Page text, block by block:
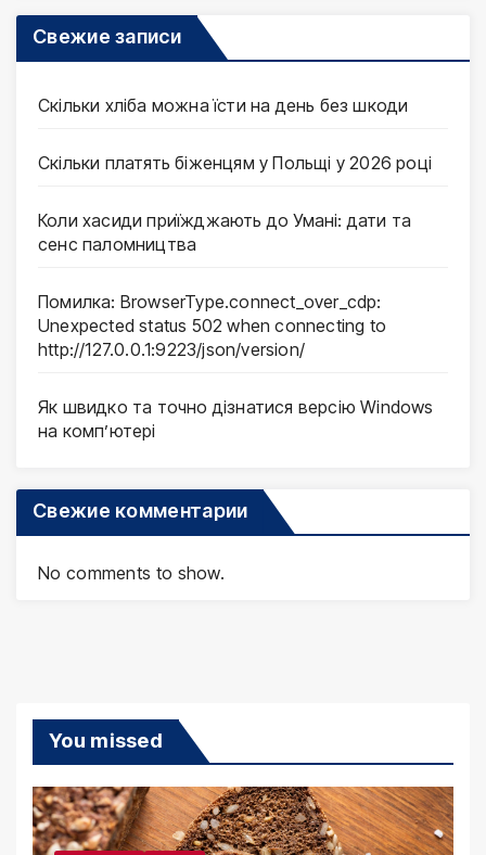
Свежие записи
Скільки хліба можна їсти на день без шкоди
Скільки платять біженцям у Польщі у 2026 році
Коли хасиди приїжджають до Умані: дати та
сенс паломництва
Помилка: BrowserType.connect_over_cdp:
Unexpected status 502 when connecting to
http://127.0.0.1:9223/json/version/
Як швидко та точно дізнатися версію Windows
на комп’ютері
Свежие комментарии
No comments to show.
You missed